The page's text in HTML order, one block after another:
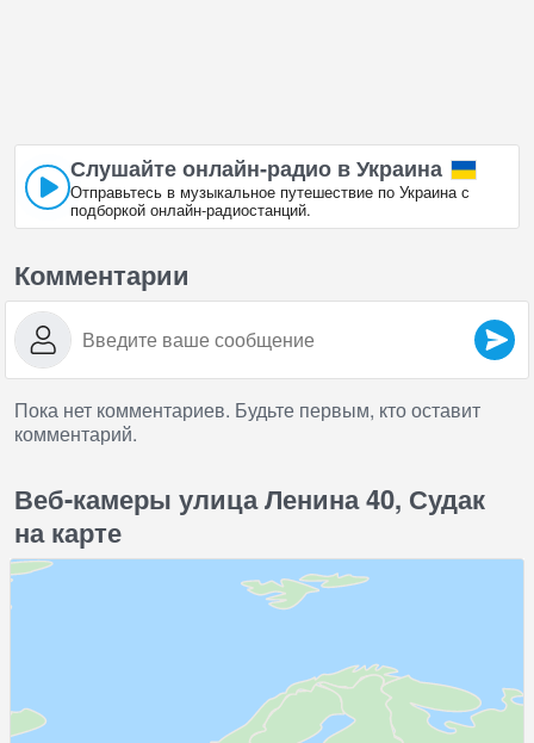
Слушайте онлайн‑радио в Украина
Отправьтесь в музыкальное путешествие по Украина с
подборкой онлайн‑радиостанций.
Комментарии
Пока нет комментариев. Будьте первым, кто оставит
комментарий.
Веб-камеры улица Ленина 40, Судак
на карте